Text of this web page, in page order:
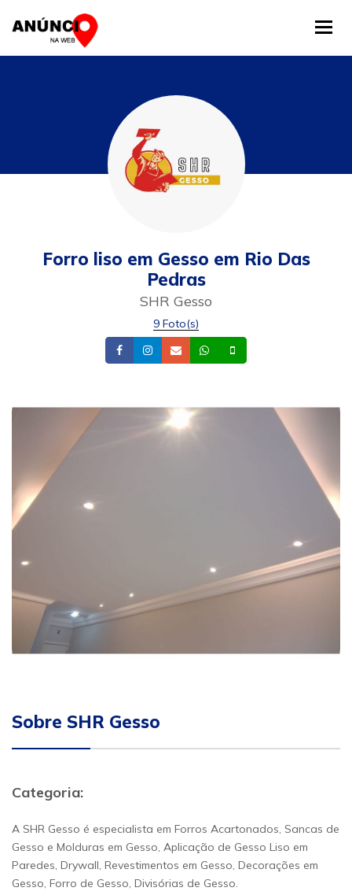
Forro liso em Gesso em Rio Das
Pedras
SHR Gesso
9 Foto(s)
FacebookInstagram
Email Whatsapp
Sobre SHR Gesso
Categoria:
A SHR Gesso é especialista em Forros Acartonados, Sancas de
Gesso e Molduras em Gesso, Aplicação de Gesso Liso em
Paredes, Drywall, Revestimentos em Gesso, Decorações em
Gesso, Forro de Gesso, Divisórias de Gesso.